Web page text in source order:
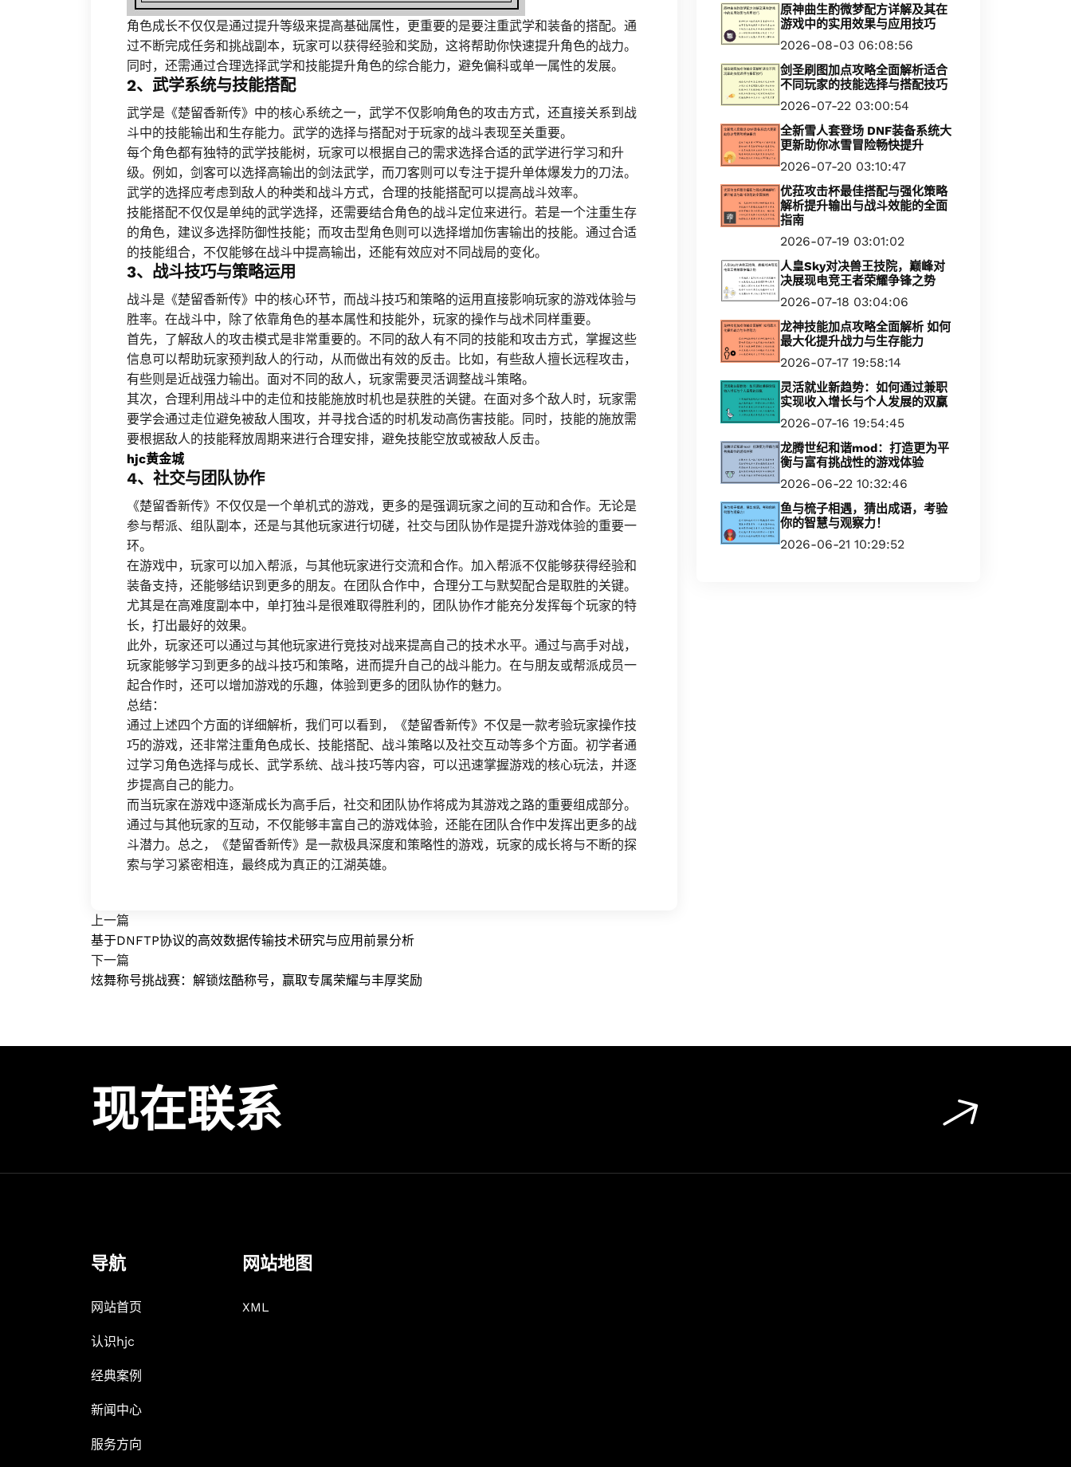
角色成长不仅仅是通过提升等级来提高基础属性，更重要的是要注重武学和装备的搭配。通
过不断完成任务和挑战副本，玩家可以获得经验和奖励，这将帮助你快速提升角色的战力。
同时，还需通过合理选择武学和技能提升角色的综合能力，避免偏科或单一属性的发展。
2、武学系统与技能搭配
武学是《楚留香新传》中的核心系统之一，武学不仅影响角色的攻击方式，还直接关系到战
斗中的技能输出和生存能力。武学的选择与搭配对于玩家的战斗表现至关重要。
每个角色都有独特的武学技能树，玩家可以根据自己的需求选择合适的武学进行学习和升
级。例如，剑客可以选择高输出的剑法武学，而刀客则可以专注于提升单体爆发力的刀法。
武学的选择应考虑到敌人的种类和战斗方式，合理的技能搭配可以提高战斗效率。
技能搭配不仅仅是单纯的武学选择，还需要结合角色的战斗定位来进行。若是一个注重生存
的角色，建议多选择防御性技能；而攻击型角色则可以选择增加伤害输出的技能。通过合适
的技能组合，不仅能够在战斗中提高输出，还能有效应对不同战局的变化。
3、战斗技巧与策略运用
战斗是《楚留香新传》中的核心环节，而战斗技巧和策略的运用直接影响玩家的游戏体验与
胜率。在战斗中，除了依靠角色的基本属性和技能外，玩家的操作与战术同样重要。
首先，了解敌人的攻击模式是非常重要的。不同的敌人有不同的技能和攻击方式，掌握这些
信息可以帮助玩家预判敌人的行动，从而做出有效的反击。比如，有些敌人擅长远程攻击，
有些则是近战强力输出。面对不同的敌人，玩家需要灵活调整战斗策略。
其次，合理利用战斗中的走位和技能施放时机也是获胜的关键。在面对多个敌人时，玩家需
要学会通过走位避免被敌人围攻，并寻找合适的时机发动高伤害技能。同时，技能的施放需
要根据敌人的技能释放周期来进行合理安排，避免技能空放或被敌人反击。
hjc黄金城
4、社交与团队协作
《楚留香新传》不仅仅是一个单机式的游戏，更多的是强调玩家之间的互动和合作。无论是
参与帮派、组队副本，还是与其他玩家进行切磋，社交与团队协作是提升游戏体验的重要一
环。
在游戏中，玩家可以加入帮派，与其他玩家进行交流和合作。加入帮派不仅能够获得经验和
装备支持，还能够结识到更多的朋友。在团队合作中，合理分工与默契配合是取胜的关键。
尤其是在高难度副本中，单打独斗是很难取得胜利的，团队协作才能充分发挥每个玩家的特
长，打出最好的效果。
此外，玩家还可以通过与其他玩家进行竞技对战来提高自己的技术水平。通过与高手对战，
玩家能够学习到更多的战斗技巧和策略，进而提升自己的战斗能力。在与朋友或帮派成员一
起合作时，还可以增加游戏的乐趣，体验到更多的团队协作的魅力。
总结：
通过上述四个方面的详细解析，我们可以看到，《楚留香新传》不仅是一款考验玩家操作技
巧的游戏，还非常注重角色成长、技能搭配、战斗策略以及社交互动等多个方面。初学者通
过学习角色选择与成长、武学系统、战斗技巧等内容，可以迅速掌握游戏的核心玩法，并逐
步提高自己的能力。
而当玩家在游戏中逐渐成长为高手后，社交和团队协作将成为其游戏之路的重要组成部分。
通过与其他玩家的互动，不仅能够丰富自己的游戏体验，还能在团队合作中发挥出更多的战
斗潜力。总之，《楚留香新传》是一款极具深度和策略性的游戏，玩家的成长将与不断的探
索与学习紧密相连，最终成为真正的江湖英雄。
上一篇
基于DNFTP协议的高效数据传输技术研究与应用前景分析
下一篇
炫舞称号挑战赛：解锁炫酷称号，赢取专属荣耀与丰厚奖励
原神曲生酌微梦配方详解及其在
游戏中的实用效果与应用技巧
2026-08-03 06:08:56
剑圣刷图加点攻略全面解析适合
不同玩家的技能选择与搭配技巧
2026-07-22 03:00:54
全新雪人套登场 DNF装备系统大
更新助你冰雪冒险畅快提升
2026-07-20 03:10:47
优菈攻击杯最佳搭配与强化策略
解析提升输出与战斗效能的全面
指南
2026-07-19 03:01:02
人皇Sky对决兽王技院，巅峰对
决展现电竞王者荣耀争锋之势
2026-07-18 03:04:06
龙神技能加点攻略全面解析 如何
最大化提升战力与生存能力
2026-07-17 19:58:14
灵活就业新趋势：如何通过兼职
实现收入增长与个人发展的双赢
2026-07-16 19:54:45
龙腾世纪和谐mod：打造更为平
衡与富有挑战性的游戏体验
2026-06-22 10:32:46
鱼与梳子相遇，猜出成语，考验
你的智慧与观察力！
2026-06-21 10:29:52
现在联系
导航
网站首页
认识hjc
经典案例
新闻中心
服务方向
网站地图
XML